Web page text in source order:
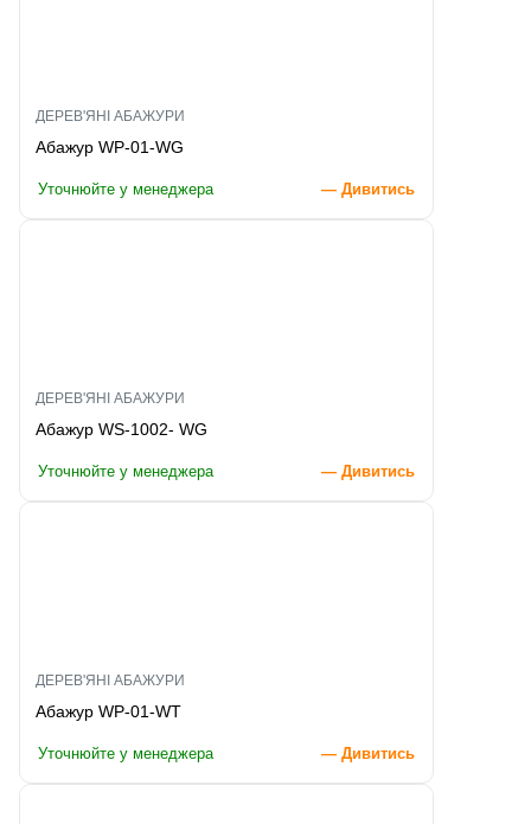
ДЕРЕВ'ЯНІ АБАЖУРИ
Абажур WP-01-WG
Уточнюйте у менеджера — Дивитись
ДЕРЕВ'ЯНІ АБАЖУРИ
Абажур WS-1002- WG
Уточнюйте у менеджера — Дивитись
ДЕРЕВ'ЯНІ АБАЖУРИ
Абажур WP-01-WT
Уточнюйте у менеджера — Дивитись